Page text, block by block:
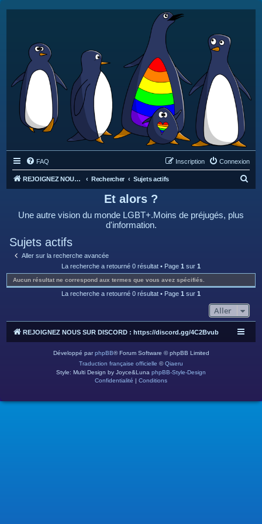
FAQ Connexion
Inscription
REJOIGNEZ NOUS SUR DISCORD : https://discord.gg/4C2Bvub Rechercher Sujets actifs
r
Et alors ?
Une autre vision du monde LGBT+.Moins de préjugés, plus
d'information.
Sujets actifs
Aller sur la recherche avancée
La recherche a retourné 0 résultat • Page 1 sur 1
Aucun résultat ne correspond aux termes que vous avez spécifiés.
La recherche a retourné 0 résultat • Page 1 sur 1
Aller
REJOIGNEZ NOUS SUR DISCORD : https://discord.gg/4C2Bvub
Développé parphpBB® Forum Software © phpBB Limited
Traduction française officielle ©Qiaeru
Style: Multi Design by Joyce&Luna phpBB-Style-Design
Confidentialité
Conditions